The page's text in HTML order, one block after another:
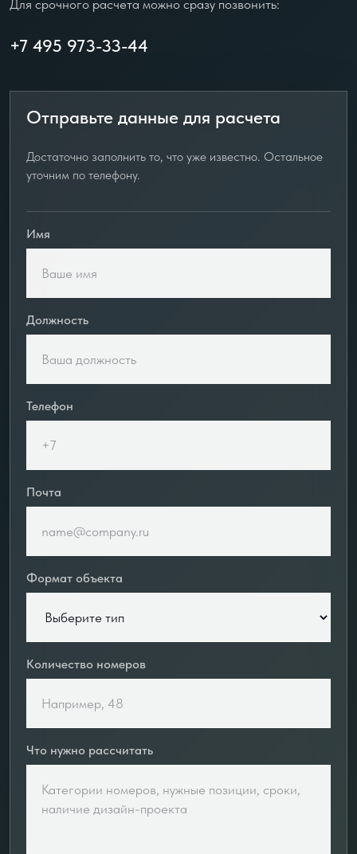
Для срочного расчета можно сразу позвонить:
+7 495 973-33-44
Отправьте данные для расчета
Достаточно заполнить то, что уже известно. Остальное
уточним по телефону.
Имя
Должность
Телефон
Почта
Формат объекта
Количество номеров
Что нужно рассчитать